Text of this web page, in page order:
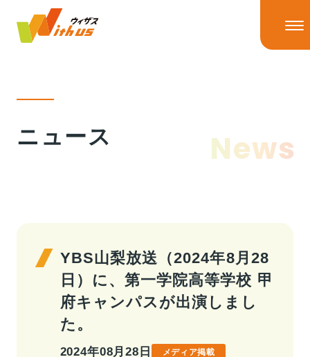
事業情報
事業情報トップ
高校・大学事業
学習塾事業
ニュース News
YBS山梨放送（2024年8月28
日）に、第一学院高等学校 甲
府キャンパスが出演しまし
た。
2024年08月28日 メディア掲載